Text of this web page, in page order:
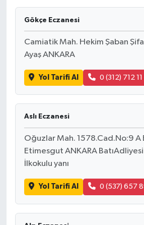
Gökçe Eczanesi
Camiatik Mah. Hekim Şaban
Ayaş ANKARA
Yol Tarifi Al 0 (312) 712
Aslı Eczanesi
Oğuzlar Mah. 1578.Cad.No:9 A
Etimesgut ANKARA
İlkokulu yanı
Yol Tarifi Al 0 (537) 657